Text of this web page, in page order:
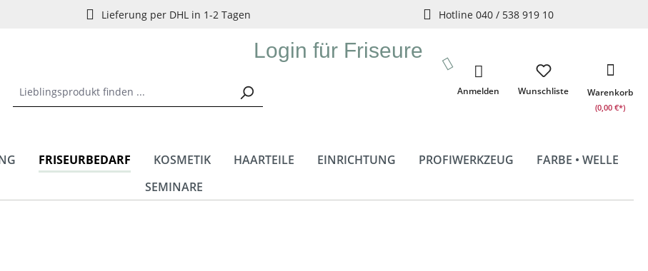
Lieferung per DHL in 1-2 Tagen Hotline 040 / 538 919 10
Login für Friseure
Wunschliste
Anmelden Warenkorb
(0,00 €*)
FRISEURBEDARF KOSMETIK HAARTEILE EINRICHTUNG PROFIWERKZEUG
FARBE • WELLE
SEMINARE